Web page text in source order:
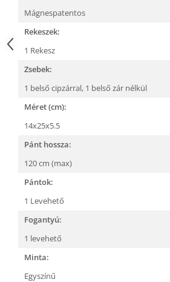
Mágnespatentos
Rekeszek:
1 Rekesz
Zsebek:
1 belső cipzárral, 1 belső zár nélkül
Méret (cm):
14x25x5.5
Pánt hossza:
120 cm (max)
Pántok:
1 Levehető
Fogantyú:
1 levehető
Minta:
Egyszínű